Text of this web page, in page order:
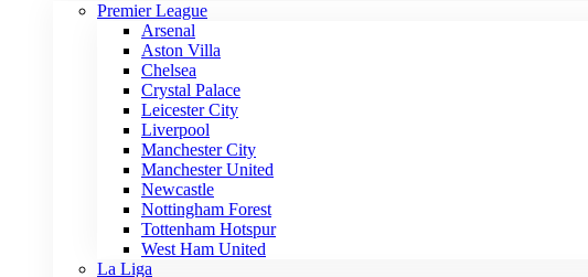
Premier League
Arsenal
Aston Villa
Chelsea
Crystal Palace
Leicester City
Liverpool
Manchester City
Manchester United
Newcastle
Nottingham Forest
Tottenham Hotspur
West Ham United
La Liga